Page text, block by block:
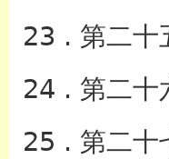
23 . 第二十
24 . 第二十
25 . 第二十